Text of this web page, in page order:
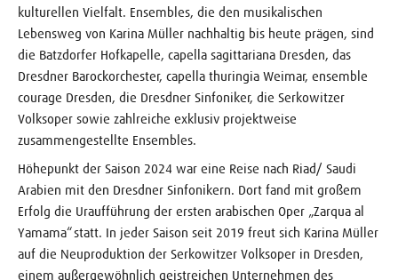
kulturellen Vielfalt. Ensembles, die den musikalischen
Lebensweg von Karina Müller nachhaltig bis heute prägen, sind
die Batzdorfer Hofkapelle, capella sagittariana Dresden, das
Dresdner Barockorchester, capella thuringia Weimar, ensemble
courage Dresden, die Dresdner Sinfoniker, die Serkowitzer
Volksoper sowie zahlreiche exklusiv projektweise
zusammengestellte Ensembles.
Höhepunkt der Saison 2024 war eine Reise nach Riad/ Saudi
Arabien mit den Dresdner Sinfonikern. Dort fand mit großem
Erfolg die Uraufführung der ersten arabischen Oper „Zarqua al
Yamama“ statt. In jeder Saison seit 2019 freut sich Karina Müller
auf die Neuproduktion der Serkowitzer Volksoper in Dresden,
einem außergewöhnlich geistreichen Unternehmen des